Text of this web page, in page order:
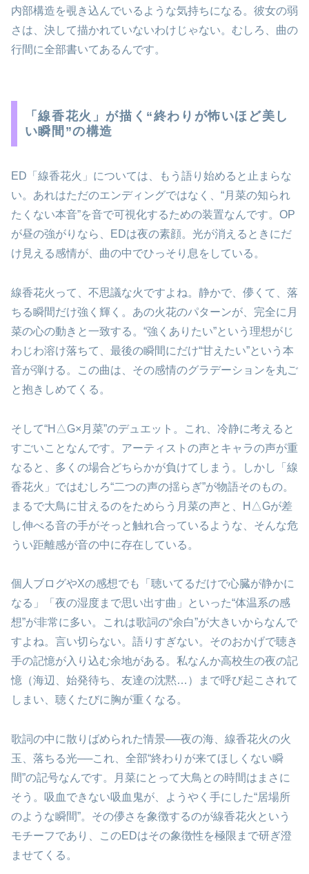
内部構造を覗き込んでいるような気持ちになる。彼女の弱
さは、決して描かれていないわけじゃない。むしろ、曲の
行間に全部書いてあるんです。
「線香花火」が描く“終わりが怖いほど美し
い瞬間”の構造
ED「線香花火」については、もう語り始めると止まらな
い。あれはただのエンディングではなく、“月菜の知られ
たくない本音”を音で可視化するための装置なんです。OP
が昼の強がりなら、EDは夜の素顔。光が消えるときにだ
け見える感情が、曲の中でひっそり息をしている。
線香花火って、不思議な火ですよね。静かで、儚くて、落
ちる瞬間だけ強く輝く。あの火花のパターンが、完全に月
菜の心の動きと一致する。“強くありたい”という理想がじ
わじわ溶け落ちて、最後の瞬間にだけ“甘えたい”という本
音が弾ける。この曲は、その感情のグラデーションを丸ご
と抱きしめてくる。
そして“H△G×月菜”のデュエット。これ、冷静に考えると
すごいことなんです。アーティストの声とキャラの声が重
なると、多くの場合どちらかが負けてしまう。しかし「線
香花火」ではむしろ“二つの声の揺らぎ”が物語そのもの。
まるで大鳥に甘えるのをためらう月菜の声と、H△Gが差
し伸べる音の手がそっと触れ合っているような、そんな危
うい距離感が音の中に存在している。
個人ブログやXの感想でも「聴いてるだけで心臓が静かに
なる」「夜の湿度まで思い出す曲」といった“体温系の感
想”が非常に多い。これは歌詞の“余白”が大きいからなんで
すよね。言い切らない。語りすぎない。そのおかげで聴き
手の記憶が入り込む余地がある。私なんか高校生の夜の記
憶（海辺、始発待ち、友達の沈黙…）まで呼び起こされて
しまい、聴くたびに胸が重くなる。
歌詞の中に散りばめられた情景──夜の海、線香花火の火
玉、落ちる光──これ、全部“終わりが来てほしくない瞬
間”の記号なんです。月菜にとって大鳥との時間はまさに
そう。吸血できない吸血鬼が、ようやく手にした“居場所
のような瞬間”。その儚さを象徴するのが線香花火という
モチーフであり、このEDはその象徴性を極限まで研ぎ澄
ませてくる。